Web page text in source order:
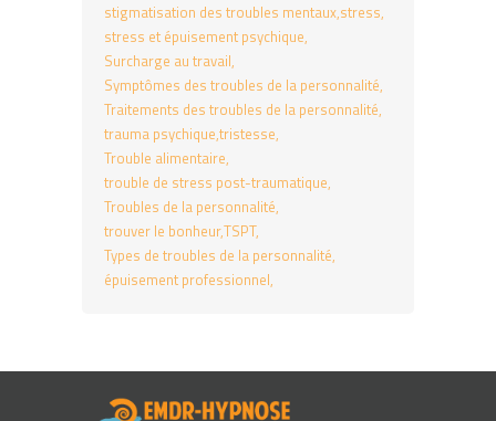
stigmatisation des troubles mentaux stress
stress et épuisement psychique
Surcharge au travail
Symptômes des troubles de la personnalité
Traitements des troubles de la personnalité
trauma psychique tristesse
Trouble alimentaire
trouble de stress post-traumatique
Troubles de la personnalité
trouver le bonheurTSPT
Types de troubles de la personnalité
épuisement professionnel